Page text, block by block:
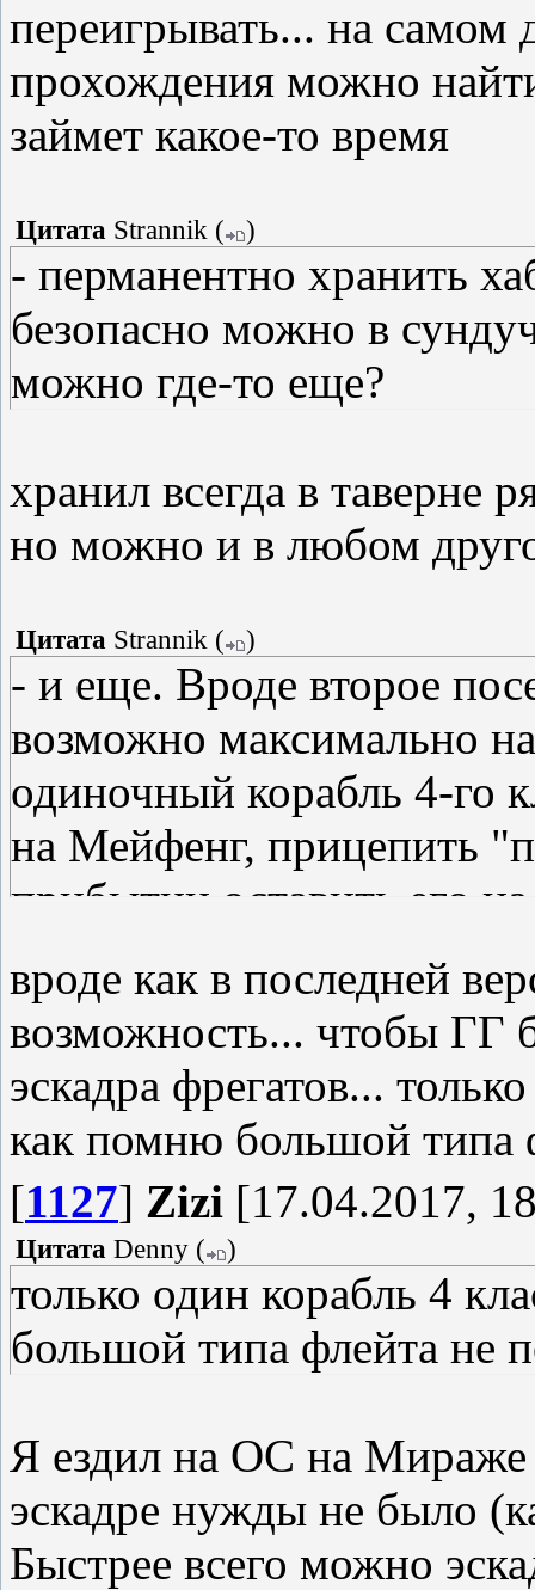
переигрывать... на самом
прохождения можно
займет какое-то время
Цитата Strannik ( )
- перманентно хранить
безопасно можно в
можно где-то еще?
хранил всегда в таверне
но можно и в любом
Цитата Strannik ( )
- и еще. Вроде второе
возможно максимально
одиночный корабль 4-го
на Мейфенг, прицепить
прибытии оставить его
вроде как в последней
возможность... чтобы ГГ
эскадра фрегатов...
как помню большой типа
[1127] Zizi [17.04.2017,
Цитата Denny ( )
только один корабль 4
большой типа флейта не
Я ездил на ОС на Мираже
эскадре нужды не было
Быстрее всего можно